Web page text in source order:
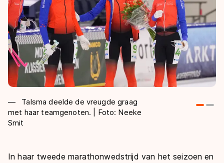
Talsma deelde de vreugde graag
met haar teamgenoten. | Foto: Neeke
Smit
In haar tweede marathonwedstrijd van het seizoen en